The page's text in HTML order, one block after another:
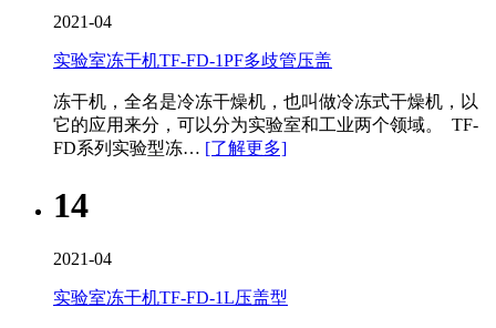
2021-04
实验室冻干机TF-FD-1PF多歧管压盖
冻干机，全名是冷冻干燥机，也叫做冷冻式干燥机，以
它的应用来分，可以分为实验室和工业两个领域。 TF-
FD系列实验型冻… [了解更多]
14
2021-04
实验室冻干机TF-FD-1L压盖型